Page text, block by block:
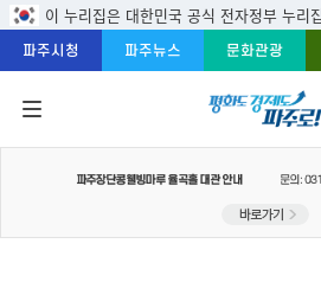
본문 바로가
주메뉴 바로
푸터 바로가
이 누리집은 대한민국 공식 전자정부 누리
파주시청 파주뉴스 문화관광